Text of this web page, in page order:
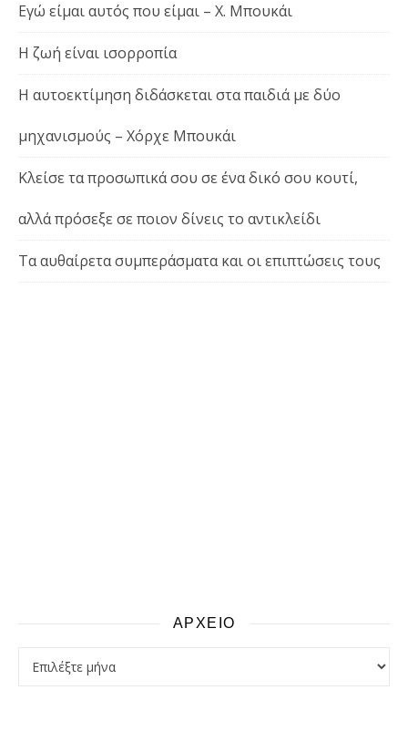
Εγώ είμαι αυτός που είμαι – Χ. Μπουκάι
Η ζωή είναι ισορροπία
Η αυτοεκτίμηση διδάσκεται στα παιδιά με δύο
μηχανισμούς – Χόρχε Μπουκάι
Κλείσε τα προσωπικά σου σε ένα δικό σου κουτί,
αλλά πρόσεξε σε ποιον δίνεις το αντικλείδι
Τα αυθαίρετα συμπεράσματα και οι επιπτώσεις τους
ΑΡΧΕΙΟ